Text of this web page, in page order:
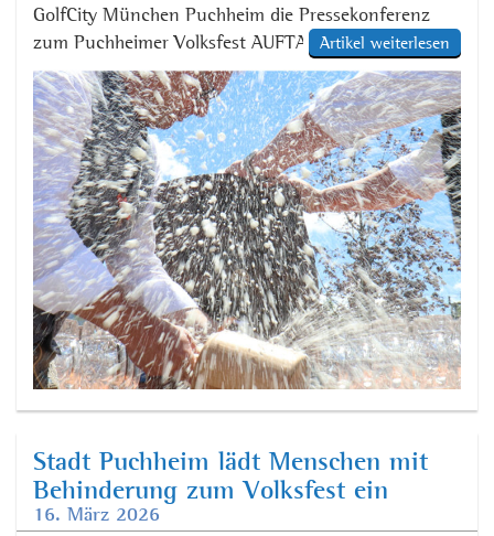
GolfCity München Puchheim die Pressekonferenz
zum Puchheimer Volksfest AUFTAKT 2026 statt. Das
städtische Volksfestteam rund um Ersten
Bürgermeister Norbert Seidl und Volksfestreferent
Thomas Hofschuster sowie Festwirt Jochen Mörz
und die Brauerei Hacker-Pschorr laden herzlich ein
zur AUFTAKT-Pressekonferenz auf dem Gelände von
GolfCity München Puchheim, Am […]
Artikel weiterlesen
Stadt Puchheim lädt Menschen mit
Behinderung zum Volksfest ein
16. März 2026